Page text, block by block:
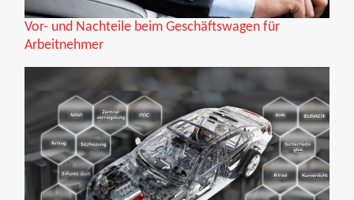
Vor- und Nachteile beim Geschäftswagen für
Arbeitnehmer